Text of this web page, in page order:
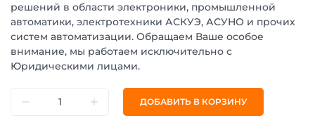
решений в области электроники, промышленной
автоматики, электротехники АСКУЭ, АСУНО и прочих
систем автоматизации. Обращаем Ваше особое
внимание, мы работаем исключительно с
Юридическими лицами.
ДОБАВИТЬ В КОРЗИНУ